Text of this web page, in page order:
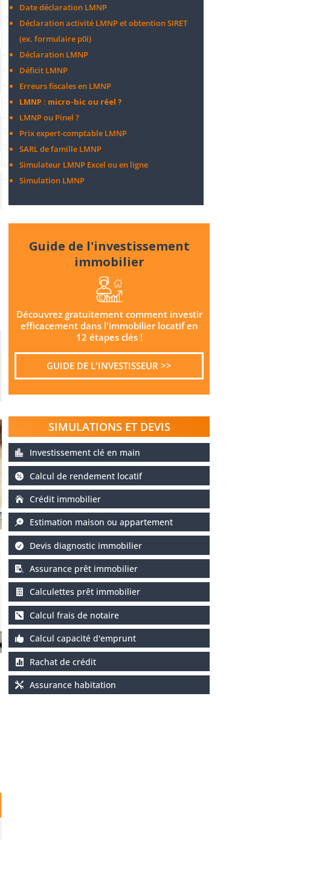
Date déclaration LMNP
Déclaration activité LMNP et obtention SIRET
(ex. formulaire p0i)
Déclaration LMNP
Déficit LMNP
Erreurs fiscales en LMNP
LMNP : micro-bic ou réel ?
LMNP ou Pinel ?
Prix expert-comptable LMNP
SARL de famille LMNP
Simulateur LMNP Excel ou en ligne
Simulation LMNP
Guide de l'investissement
immobilier
Découvrez gratuitement comment investir
efficacement dans l'immobilier locatif en
12 étapes clés !
GUIDE DE L'INVESTISSEUR >>
SIMULATIONS ET DEVIS
Investissement clé en main
Calcul de rendement locatif
Crédit immobilier
Estimation maison ou appartement
Devis diagnostic immobilier
Assurance prêt immobilier
Calculettes prêt immobilier
Calcul frais de notaire
Calcul capacité d'emprunt
Rachat de crédit
Assurance habitation